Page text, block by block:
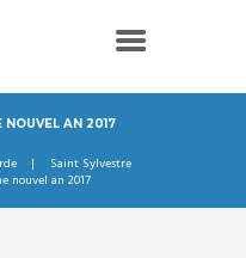
AN 2017
Saint Sylvestre
nouvel an 2017